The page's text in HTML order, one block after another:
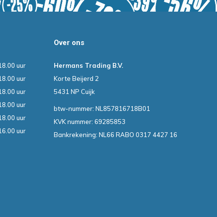
uur
uur
uur
uur
uur
uur
Over ons
Hermans Trading B.V.
Korte Beijerd 2
5431 NP Cuijk
btw-nummer: NL857816718B01
KVK nummer: 69285853
Bankrekening: NL66 RABO 0317 4427 16